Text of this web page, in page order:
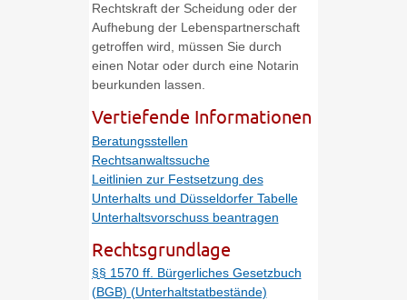
Rechtskraft der Scheidung oder der
Aufhebung der Lebenspartnerschaft
getroffen wird, müssen Sie durch
einen Notar oder durch eine Notarin
beurkunden lassen.
Vertiefende Informationen
Beratungsstellen
Rechtsanwaltssuche
Leitlinien zur Festsetzung des
Unterhalts und Düsseldorfer Tabelle
Unterhaltsvorschuss beantragen
Rechtsgrundlage
§§ 1570 ff. Bürgerliches Gesetzbuch
(BGB) (Unterhaltstatbestände)